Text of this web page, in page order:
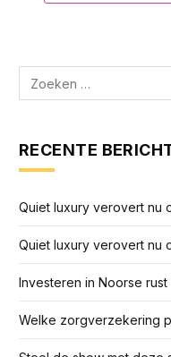
RECENTE
Quiet luxury verovert nu
Quiet luxury verovert nu
Investeren in Noorse
Welke zorgverzekering